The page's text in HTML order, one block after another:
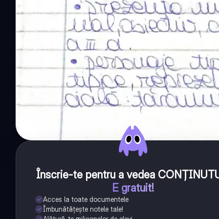
Înscrie-te pentru a vedea
E gratuit!
Acces la toate documentele
Îmbunătățește notele tale!